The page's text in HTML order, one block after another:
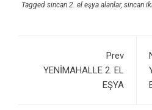
Tagged sincan 2. el eşya alanlar, sincan
Prev
YENİMAHALLE 2. EL
EŞYA